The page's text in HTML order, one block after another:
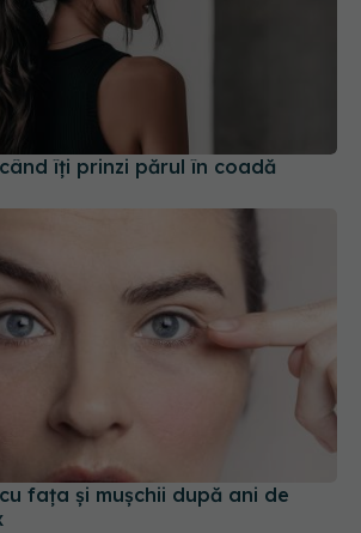
îți prinzi părul în coadă
fața și mușchii după ani de